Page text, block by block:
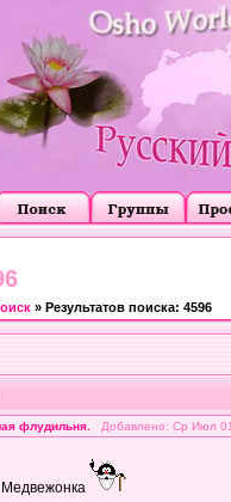
» Результатов поиска: 4596
флудильня. Добавлено: Ср Июл